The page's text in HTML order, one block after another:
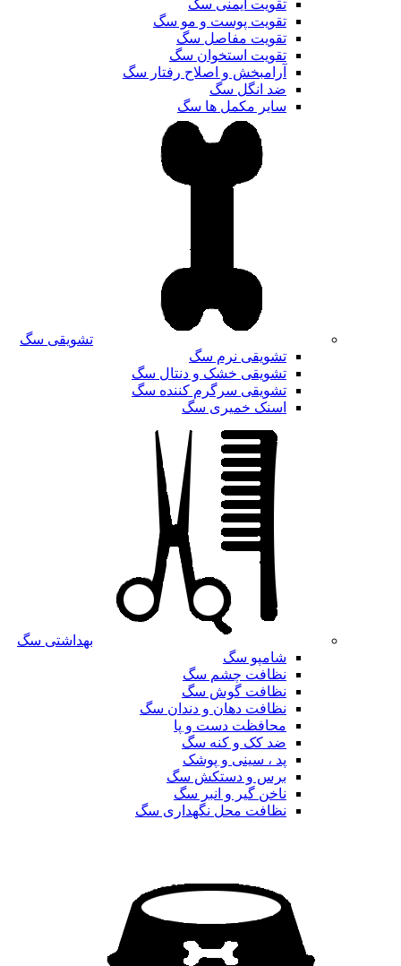
تقویت ایمنی سگ
تقویت پوست و مو سگ
تقویت مفاصل سگ
تقویت استخوان سگ
آرامبخش و اصلاح رفتار سگ
ضد انگل سگ
سایر مکمل ها سگ
تشویقی سگ
تشویقی نرم سگ
تشویقی خشک و دنتال سگ
تشویقی سرگرم کننده سگ
اسنک خمیری سگ
بهداشتی سگ
شامپو سگ
نظافت چشم سگ
نظافت گوش سگ
نظافت دهان و دندان سگ
محافظت دست و پا
ضد کک و کنه سگ
پد ، سینی و پوشک
برس و دستکش سگ
ناخن گیر و انبر سگ
نظافت محل نگهداری سگ